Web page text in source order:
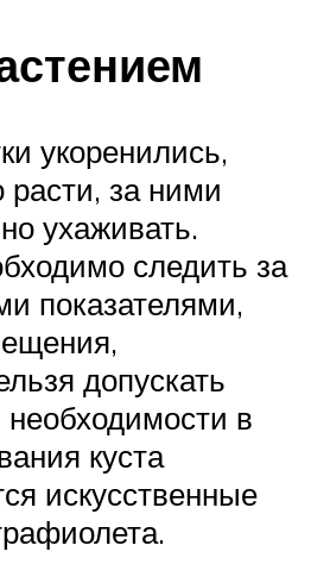
укоренились,
за ними
ухаживать.
следить за
показателями,
допускать
необходимости в
куста
искусственные